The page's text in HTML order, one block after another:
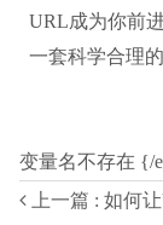
URL成为你前
一套科学合理
变量名不存在 {/
上一篇 : 如何